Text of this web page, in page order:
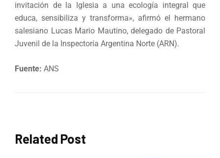
invitación de la Iglesia a una ecología integral que
educa, sensibiliza y transforma», afirmó el hermano
salesiano Lucas Mario Mautino, delegado de Pastoral
Juvenil de la Inspectoría Argentina Norte (ARN).
Fuente: ANS
Related Post